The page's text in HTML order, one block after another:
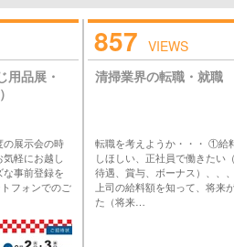
用品展・
の展示会の時
軽にお越し
な事前登録を
フォンでのご
857 VIEWS
清掃業界の転職・就職
転職を考えようか・・・ ①給
しほしい、正社員で働きたい
待遇、賞与、ボーナス）、、
上司の給料額を知って、将来
た（将来…